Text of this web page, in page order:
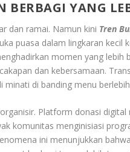
BERBAGI YANG
dan ramai. Namun kini Tren
puasa dalam lingkaran kecil
momen yang lebih
dan kebersamaan.
minati di banding menu
Platform donasi
komunitas menginisiasi
ini menunjukkan